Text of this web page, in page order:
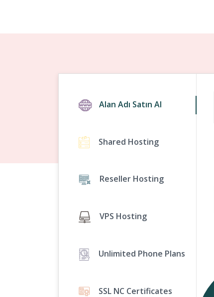
Alan Adı Satın Al
Shared Hosting
Reseller Hosting
VPS Hosting
Unlimited Phone Plans
SSL NC Certificates